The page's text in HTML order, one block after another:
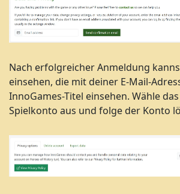
Nach erfolgreicher Anmeldung
einsehen, die mit deiner E-Mail-
InnoGames-Titel einsehen. Wähle
Spielkonto aus und folge der Konto